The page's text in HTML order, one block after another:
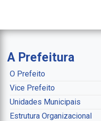
A Prefeitura
O Prefeito
Vice Prefeito
Unidades Municipais
Estrutura Organizacional